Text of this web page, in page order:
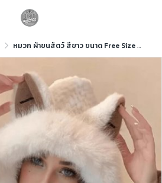
หมวก ผ้าขนสัตว์ สีขาว ขนาด Free Size ผ้าขนสัตว์ สีขาว ขนาด Free Size